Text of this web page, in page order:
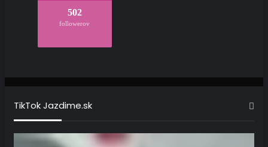
502
followerov
TikTok Jazdime.sk